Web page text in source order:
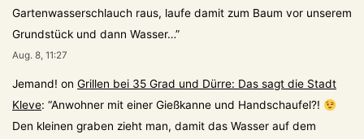
Gartenwasserschlauch raus, laufe damit zum Baum vor unserem
Grundstück und dann Wasser…”
Aug. 8, 11:27
Jemand! on Grillen bei 35 Grad und Dürre: Das sagt die Stadt
Kleve: “Anwohner mit einer Gießkanne und Handschaufel?!
Den kleinen graben zieht man, damit das Wasser auf dem